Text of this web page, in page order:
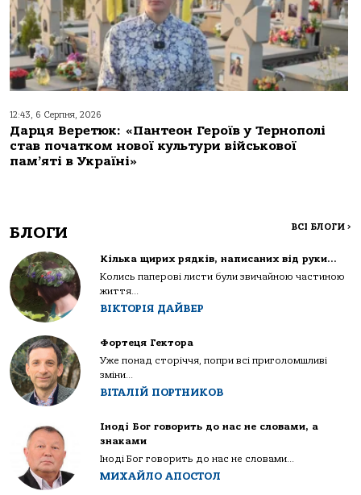
12:43, 6 Серпня, 2026
Дарця Веретюк: «Пантеон Героїв у Тернополі
став початком нової культури військової
пам’яті в Україні»
БЛОГИ ВСІ БЛОГИ >
Кілька щирих рядків, написаних від руки…
Колись паперові листи були звичайною частиною
життя...
ВІКТОРІЯ ДАЙВЕР
Фортеця Гектора
Уже понад сторіччя, попри всі приголомшливі
зміни...
ВІТАЛІЙ ПОРТНИКОВ
Іноді Бог говорить до нас не словами, а
знаками
Іноді Бог говорить до нас не словами...
МИХАЙЛО АПОСТОЛ